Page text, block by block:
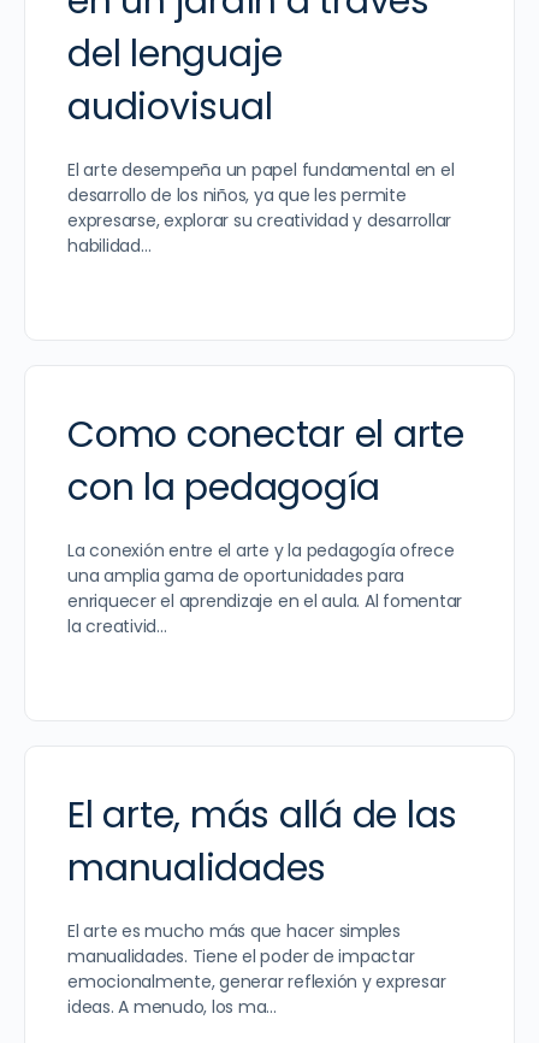
del lenguaje
audiovisual
El arte desempeña un papel fundamental en el
desarrollo de los niños, ya que les permite
expresarse, explorar su creatividad y desarrollar
habilidad…
Como conectar el arte
con la pedagogía
La conexión entre el arte y la pedagogía ofrece
una amplia gama de oportunidades para
enriquecer el aprendizaje en el aula. Al fomentar
la creativid…
El arte, más allá de las
manualidades
El arte es mucho más que hacer simples
manualidades. Tiene el poder de impactar
emocionalmente, generar reflexión y expresar
ideas. A menudo, los ma…